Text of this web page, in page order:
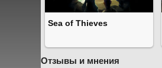
Sea of Thieves
Отзывы и мнения